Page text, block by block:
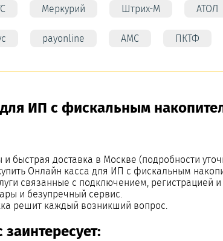
Меркурий Штрих-М АТОЛ
payonline АМС ПКТФ
ИП с фискальным
и быстрая доставка в Москве (подробности
Онлайн касса для ИП с фискальным
связанные с подключением, регистрацией
и безупречный сервис.
решит каждый возникший вопрос.